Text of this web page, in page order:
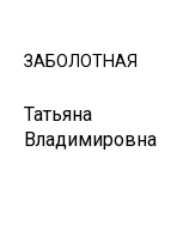
ЗАБОЛОТНАЯ
Татьяна
Владимировна